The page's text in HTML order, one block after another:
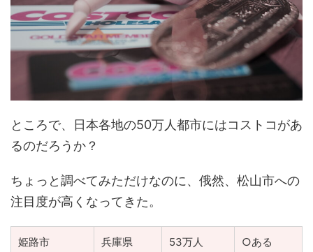
ところで、日本各地の50万人都市にはコストコがあ
るのだろうか？
ちょっと調べてみただけなのに、俄然、松山市への
注目度が高くなってきた。
姫路市 兵庫県 53万人 ○ある